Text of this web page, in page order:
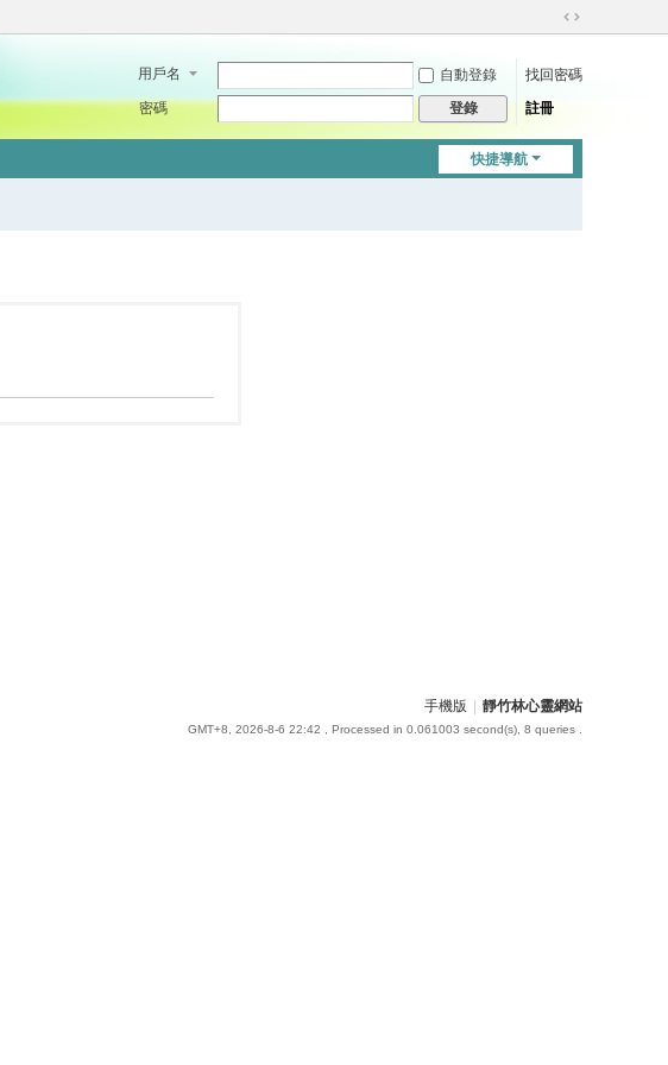
切
到
用戶名 自動登錄
找回密碼
密碼
登錄 註冊
快捷導航
手機版 靜竹林心靈網站
GMT+8, 2026-8-6 22:42 , Processed in 0.061003 second(s), 8 queries .